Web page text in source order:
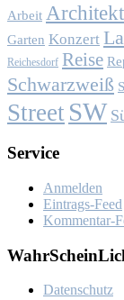
Arbeit
Garten Konzert
Reichesdorf Reise
Schwarzweiß
Street SW
Ser­vice
Anmelden
Eintrags-Feed
Kommentar-
Da­ten­schutz